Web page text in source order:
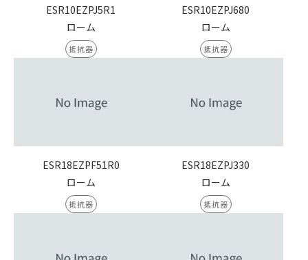
ESR10EZPJ5R1
ローム
抵抗器
ESR10EZPJ680
ローム
抵抗器
ESR18EZPF51R0
ローム
抵抗器
ESR18EZPJ330
ローム
抵抗器